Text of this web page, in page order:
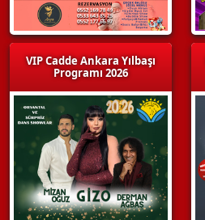
VIP Cadde Ankara Yılbaşı
Programı 2026